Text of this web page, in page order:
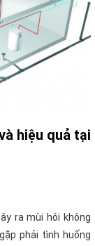
hiệu quả tại
ra mùi hôi không
phải tình huống